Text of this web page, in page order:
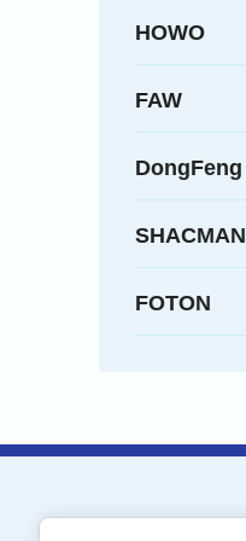
HOWO
FAW
DongFeng
SHACMAN
FOTON